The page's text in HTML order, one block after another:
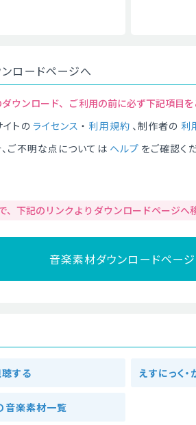
ロードページへ
ウンロード、ご利用の前に必ず下記項目を
トの ライセンス ・ 利用規約 、制作者の 利
ご不明な点については ヘルプ をご確認く
、下記のリンクよりダウンロードページへ
音楽素材ダウンロードペー
する えすにっく
音楽素材一覧